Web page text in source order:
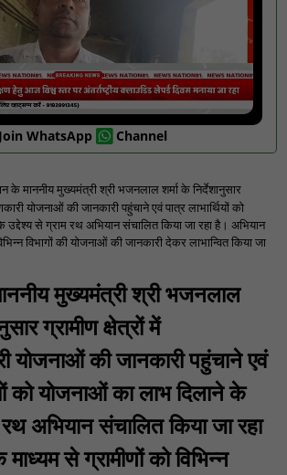
Join WhatsApp Channel
के माननीय मुख्यमंत्री श्री भजनलाल शर्मा के निर्देशानुसार
योजनाओं की जानकारी पहुंचाने एवं पात्र लाभार्थियों को
से ग्राम रथ अभियान संचालित किया जा रहा है। अभियान
विभागों की योजनाओं की जानकारी देकर लाभान्वित किया जा
मुख्यमंत्री श्री भजनलाल
ग्रामीण क्षेत्रों में
योजनाओं की जानकारी पहुंचाने एवं
को योजनाओं का लाभ दिलाने के
अभियान संचालित किया जा रहा
से ग्रामीणों को विभिन्न